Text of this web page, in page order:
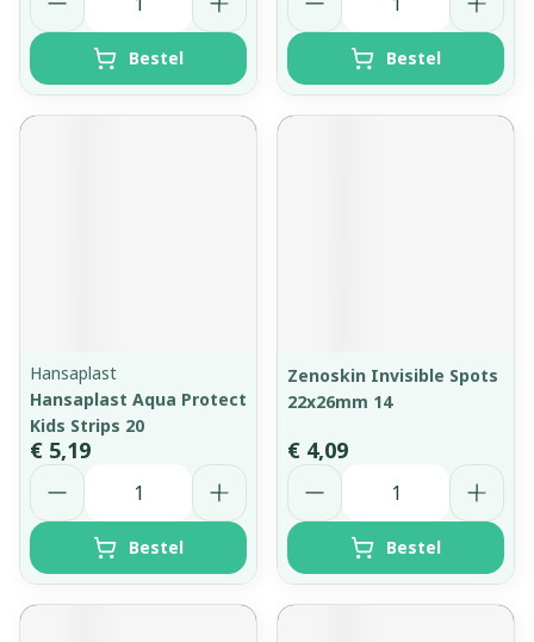
Bestel Bestel
Hansaplast
Hansaplast Aqua Protect
Kids Strips 20
€ 5,19
Aantal
Bestel
Zenoskin Invisible Spots
22x26mm 14
€ 4,09
Aantal
Bestel